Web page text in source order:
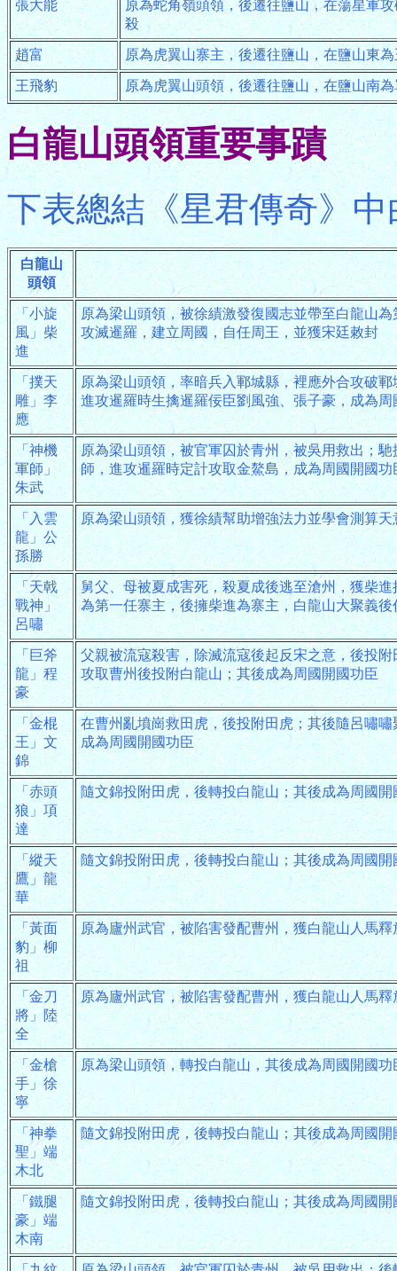
張大能
原為蛇角嶺頭領，後遷往鹽山，在蕩星軍
殺
趙富 原為虎翼山寨主，後遷往鹽山，在鹽山東
王飛豹 原為虎翼山頭領，後遷往鹽山，在鹽山南
白龍山頭領重要事蹟
下表總結《星君傳奇》
白龍山
頭領
「小旋
風」柴
進
原為梁山頭領，被徐績激發復國志並帶至白龍山
攻滅暹羅，建立周國，自任周王，並獲宋廷敕封
「撲天
雕」李
應
原為梁山頭領，率暗兵入鄆城縣，裡應外合攻破
進攻暹羅時生擒暹羅佞臣劉風強、張子豪，成為周
「神機
軍師」
朱武
原為梁山頭領，被官軍囚於青州，被吳用救出；
師，進攻暹羅時定計攻取金鰲島，成為周國開國功
「入雲
龍」公
孫勝
原為梁山頭領，獲徐績幫助增強法力並學會測算
「天戟
戰神」
呂嘯
舅父、母被夏成害死，殺夏成後逃至滄州，獲柴
為第一任寨主，後擁柴進為寨主，白龍山大聚義
「巨斧
龍」程
豪
父親被流寇殺害，除滅流寇後起反宋之意，後投
攻取曹州後投附白龍山；其後成為周國開國功臣
「金棍
王」文
錦
在曹州亂墳崗救田虎，後投附田虎；其後隨呂嘯
成為周國開國功臣
「赤頭
狼」項
達
隨文錦投附田虎，後轉投白龍山；其後成為周國開
「縱天
鷹」龍
華
隨文錦投附田虎，後轉投白龍山；其後成為周國開
「黃面
豹」柳
祖
原為廬州武官，被陷害發配曹州，獲白龍山人馬
「金刀
將」陸
全
原為廬州武官，被陷害發配曹州，獲白龍山人馬
「金槍
手」徐
寧
原為梁山頭領，轉投白龍山，其後成為周國開國功
「神拳
聖」端
木北
隨文錦投附田虎，後轉投白龍山；其後成為周國開
「鐵腿
豪」端
木南
隨文錦投附田虎，後轉投白龍山；其後成為周國開